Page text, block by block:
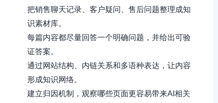
把销售聊天记录、客户疑问、售后问题整理成知
识素材库。
每篇内容都尽量回答一个明确问题，并给出可验
证答案。
通过网站结构、内链关系和多语种表达，让内容
形成知识网络。
建立归因机制，观察哪些页面更容易带来AI相关